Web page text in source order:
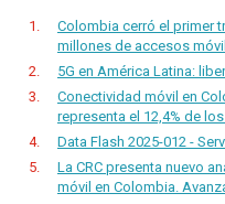
Colombia cerró el primer
millones de accesos
5G en América Latina:
Conectividad móvil en
representa el 12,4% de
Data Flash 2025-012 -
La CRC presenta nuevo
móvil en Colombia.